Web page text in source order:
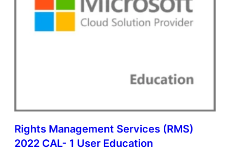
Rights Management Services (RMS)
2022 CAL- 1 User Education